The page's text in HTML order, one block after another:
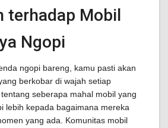
terhadap Mobil
Ngopi
ngopi bareng, kamu pasti akan
berkobar di wajah setiap
seberapa mahal mobil yang
lebih kepada bagaimana mereka
yang ada. Komunitas mobil